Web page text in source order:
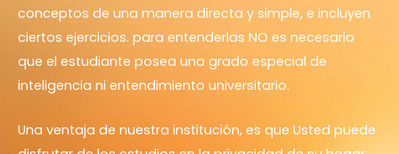
conceptos de una manera directa y simple, e incluyen
ciertos ejercicios. para entenderlas NO es necesario
que el estudiante posea una grado especial de
inteligencia ni entendimiento universitario.
Una ventaja de nuestra institución, es que Usted puede